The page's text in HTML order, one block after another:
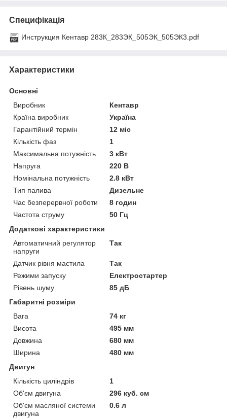
Специфікація
Инструкция Кентавр 283К_283ЭК_505ЭК_505ЭК3.pdf
Характеристики
Основні
Виробник
Кентавр
Країна виробник
Україна
Гарантійний термін
12 міс
Кількість фаз
1
Максимальна потужність
3 кВт
Напруга
220 В
Номінальна потужність
2.8 кВт
Тип палива
Дизельне
Час безперервної роботи
8 годин
Частота струму
50 Гц
Додаткові характеристики
Автоматичний регулятор
напруги
Так
Датчик рівня мастила
Так
Режими запуску
Електростартер
Рівень шуму
85 дБ
Габаритні розміри
Вага
74 кг
Висота
495 мм
Довжина
680 мм
Ширина
480 мм
Двигун
Кількість циліндрів
1
Об'єм двигуна
296 куб. см
Об'єм масляної системи
двигуна
0.6 л